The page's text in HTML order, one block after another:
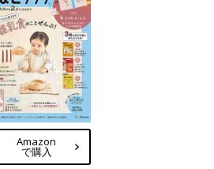
Amazon
で購入